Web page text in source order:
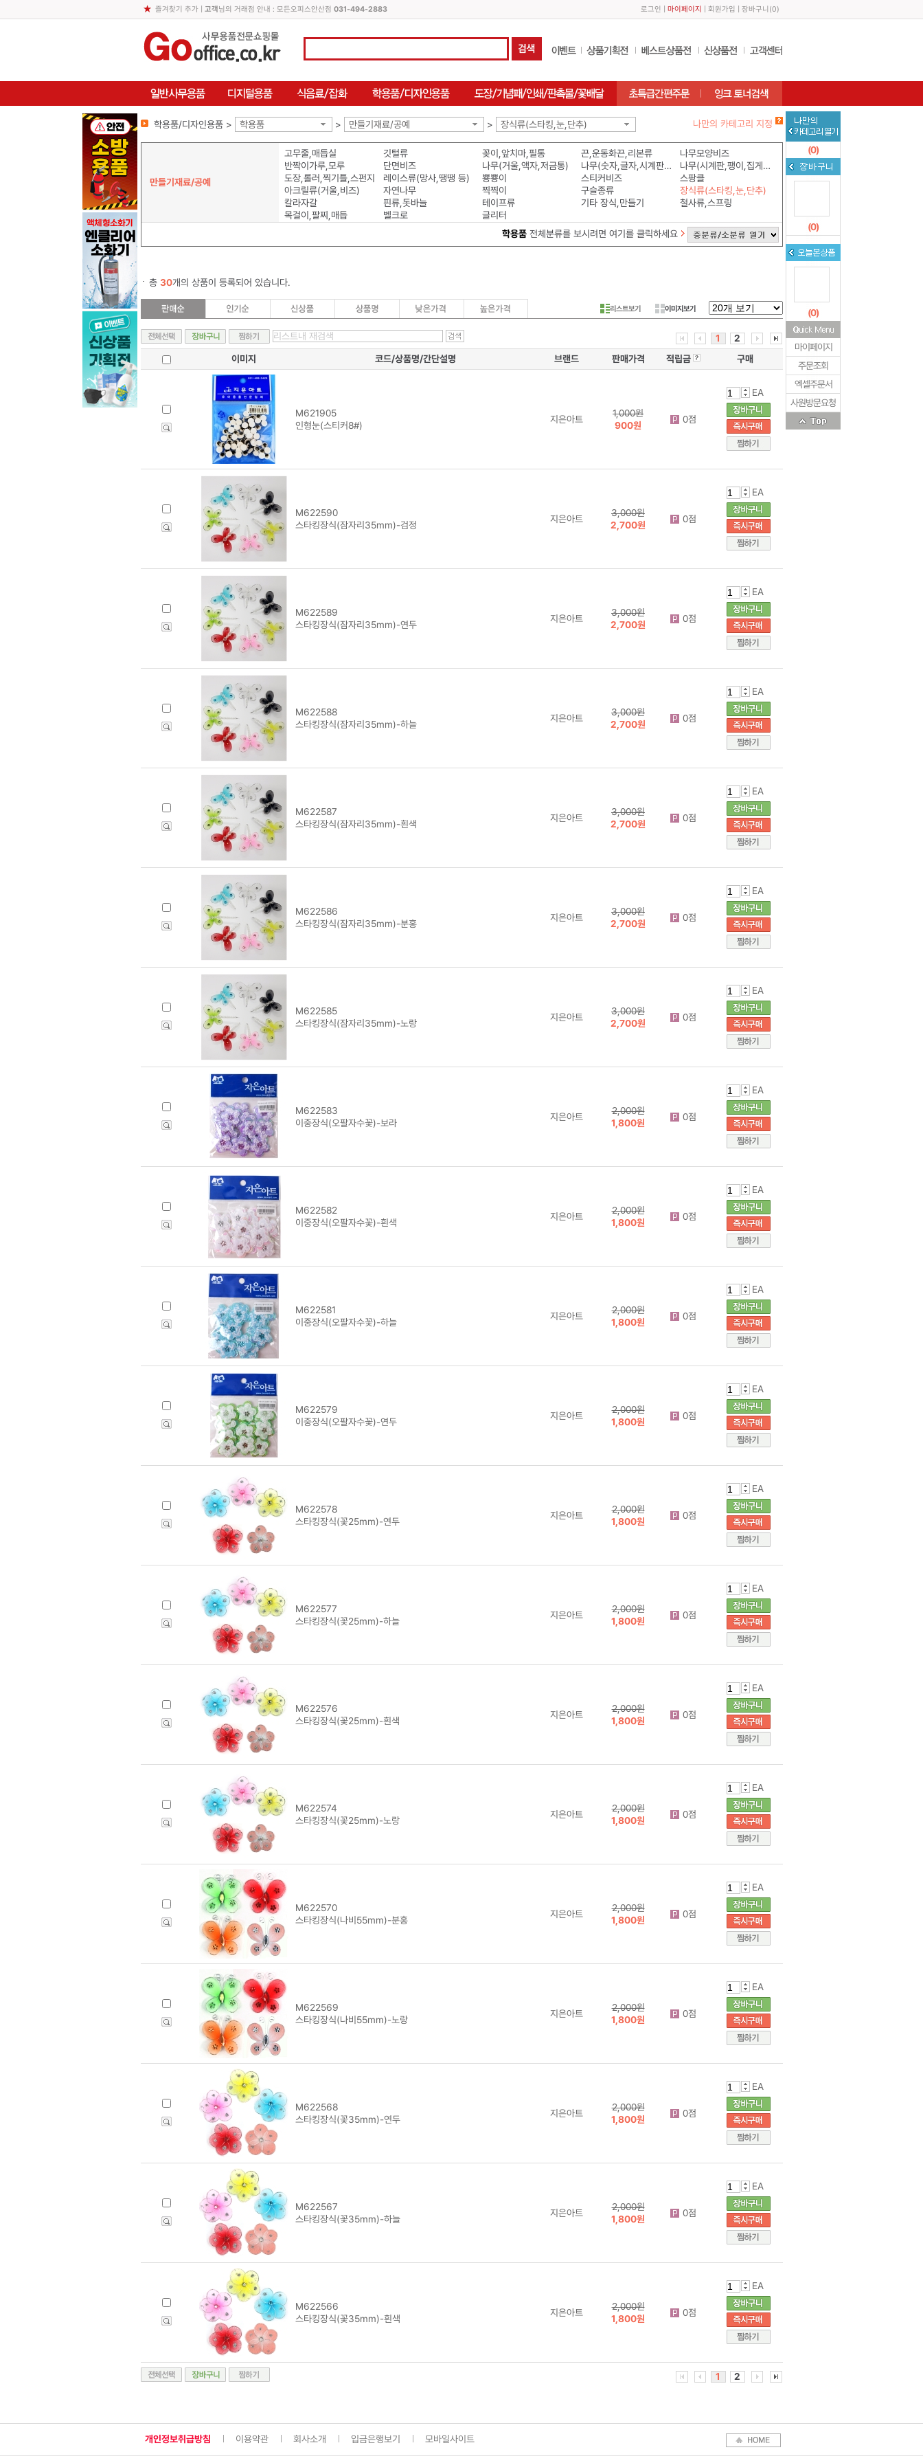
즐겨찾기 추가| 고객님의 거래점 안내 : 모든오피스안산점 031-494-2883 로그인 마이페이지 회원가입 장바구니 (0)
학용품/디자인용품 > 학용품 > 만들기재료/공예 > 장식류(스타킹,눈,단추) 나만의 카테고리 지정
만들기재료/공예
고무줄,매듭실 깃털류 꽂이,앞치마,필통 끈,운동화끈,리본류
나무모양비즈
반짝이가루,모루
단면비즈 나무(거울,액자,저금통) 나무(숫자,글자,시계판,알파벳)
나무(시계판,팽이,집게,모형)
도장,롤러,찍기틀,스펀지
레이스류(망사,땡땡 등) 뿅뿅이 스티커비즈
스팡클
아크릴류(거울,비즈)
자연나무 찍찍이 구슬종류
장식류(스타킹,눈,단추)
칼라자갈
핀류,돗바늘 테이프류 기타 장식,만들기
철사류,스프링
목걸이,팔찌,매듭
벨크로
글리터
학용품전체분류를 보시려면 여기를 클릭하세요
총 30개의 상품이 등록되어 있습니다.
리스트보기 이미지보기
1
2
이미지
코드/상품명/간단설명 브랜드 판매가격 적립금 구매
M621905
인형눈(스티커8#)
지은아트
1,000원
900원
0점
EA
M622590
스타킹장식(잠자리35mm)-검정
지은아트
3,000원
2,700원
0점
EA
M622589
스타킹장식(잠자리35mm)-연두
지은아트
3,000원
2,700원
0점
EA
M622588
스타킹장식(잠자리35mm)-하늘
지은아트
3,000원
2,700원
0점
EA
M622587
스타킹장식(잠자리35mm)-흰색
지은아트
3,000원
2,700원
0점
EA
M622586
스타킹장식(잠자리35mm)-분홍
지은아트
3,000원
2,700원
0점
EA
M622585
스타킹장식(잠자리35mm)-노랑
지은아트
3,000원
2,700원
0점
EA
M622583
이중장식(오팔자수꽃)-보라
지은아트
2,000원
1,800원
0점
EA
M622582
이중장식(오팔자수꽃)-흰색
지은아트
2,000원
1,800원
0점
EA
M622581
이중장식(오팔자수꽃)-하늘
지은아트
2,000원
1,800원
0점
EA
M622579
이중장식(오팔자수꽃)-연두
지은아트
2,000원
1,800원
0점
EA
M622578
스타킹장식(꽃25mm)-연두
지은아트
2,000원
1,800원
0점
EA
M622577
스타킹장식(꽃25mm)-하늘
지은아트
2,000원
1,800원
0점
EA
M622576
스타킹장식(꽃25mm)-흰색
지은아트
2,000원
1,800원
0점
EA
M622574
스타킹장식(꽃25mm)-노랑
지은아트
2,000원
1,800원
0점
EA
M622570
스타킹장식(나비55mm)-분홍
지은아트
2,000원
1,800원
0점
EA
M622569
스타킹장식(나비55mm)-노랑
지은아트
2,000원
1,800원
0점
EA
M622568
스타킹장식(꽃35mm)-연두
지은아트
2,000원
1,800원
0점
EA
M622567
스타킹장식(꽃35mm)-하늘
지은아트
2,000원
1,800원
0점
EA
M622566
스타킹장식(꽃35mm)-흰색
지은아트
2,000원
1,800원
0점
EA
1 2
(0)
(0)
(0)
마이페이지
주문조회
엑셀주문서
사원방문요청
개인정보취급방침 이용약관 회사소개 입금은행보기 모바일사이트